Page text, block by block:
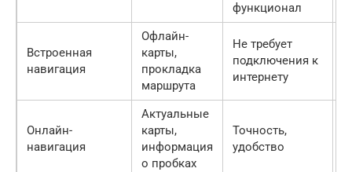
функционал
Встроенная
навигация
Офлайн-
карты,
прокладка
маршрута
Не требует
подключения к
интернету
Онлайн-
навигация
Актуальные
карты,
информация
о пробках
Точность,
удобство